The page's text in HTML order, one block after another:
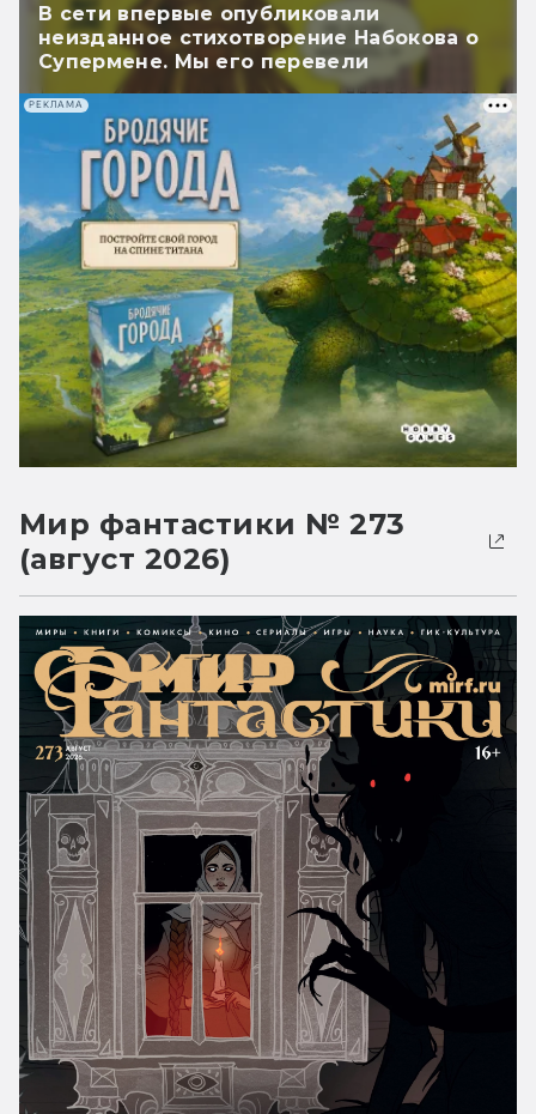
В сети впервые опубликовали
неизданное стихотворение Набокова о
Супермене. Мы его перевели
РЕКЛАМА
Мир фантастики № 273
(август 2026)